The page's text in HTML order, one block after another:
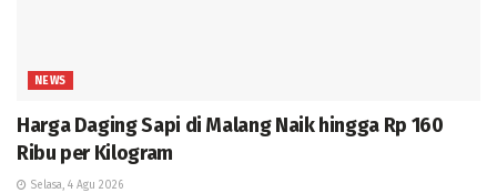
NEWS
Harga Daging Sapi di Malang Naik hingga Rp 160
Ribu per Kilogram
Selasa, 4 Agu 2026